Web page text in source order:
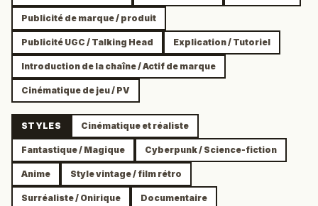
Publicité de marque / produit
Publicité UGC / Talking Head Explication / Tutoriel
Introduction de la chaîne / Actif de marque
Cinématique de jeu / PV
STYLES Cinématique et réaliste
Fantastique / Magique Cyberpunk / Science-fiction
Anime Style vintage / film rétro
Surréaliste / Onirique Documentaire